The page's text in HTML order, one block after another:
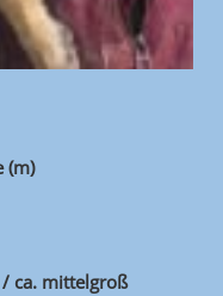
(m)
ca. mittelgroß